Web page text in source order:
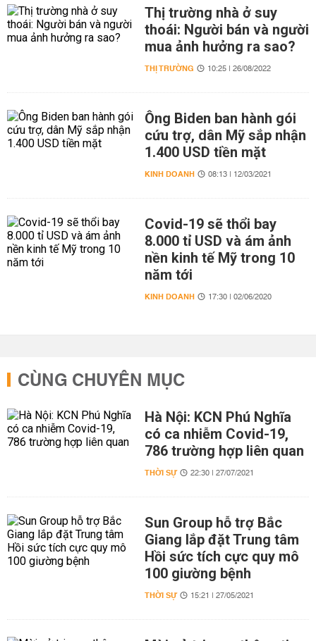
Thị trường nhà ở suy
thoái: Người bán và người
mua ảnh hưởng ra sao?
THỊ TRƯỜNG 10:25 | 26/08/2022
Ông Biden ban hành gói
cứu trợ, dân Mỹ sắp nhận
1.400 USD tiền mặt
KINH DOANH 08:13 | 12/03/2021
Covid-19 sẽ thổi bay
8.000 tỉ USD và ám ảnh
nền kinh tế Mỹ trong 10
năm tới
KINH DOANH 17:30 | 02/06/2020
CÙNG CHUYÊN MỤC
Hà Nội: KCN Phú Nghĩa
có ca nhiễm Covid-19,
786 trường hợp liên quan
THỜI SỰ 22:30 | 27/07/2021
Sun Group hỗ trợ Bắc
Giang lắp đặt Trung tâm
Hồi sức tích cực quy mô
100 giường bệnh
THỜI SỰ 15:21 | 27/05/2021